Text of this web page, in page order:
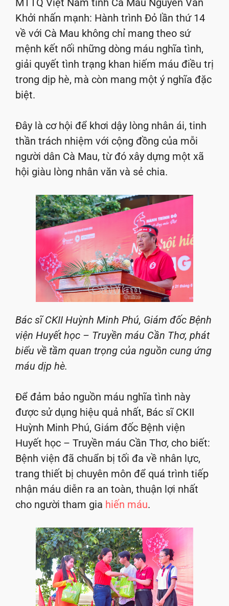
Khởi nhấn mạnh: Hành trình Đỏ lần thứ 14
về với Cà Mau không chỉ mang theo sứ
mệnh kết nối những dòng máu nghĩa tình,
giải quyết tình trạng khan hiếm máu điều trị
trong dịp hè, mà còn mang một ý nghĩa đặc
biệt.
Đây là cơ hội để khơi dậy lòng nhân ái, tinh
thần trách nhiệm với cộng đồng của mỗi
người dân Cà Mau, từ đó xây dựng một xã
hội giàu lòng nhân văn và sẻ chia.
Bác sĩ CKII Huỳnh Minh Phú, Giám đốc Bệnh
viện Huyết học – Truyền máu Cần Thơ, phát
biểu về tầm quan trọng của nguồn cung ứng
máu dịp hè.
Để đảm bảo nguồn máu nghĩa tình này
được sử dụng hiệu quả nhất, Bác sĩ CKII
Huỳnh Minh Phú, Giám đốc Bệnh viện
Huyết học – Truyền máu Cần Thơ, cho biết:
Bệnh viện đã chuẩn bị tối đa về nhân lực,
trang thiết bị chuyên môn để quá trình tiếp
nhận máu diễn ra an toàn, thuận lợi nhất
cho người tham gia hiến máu.